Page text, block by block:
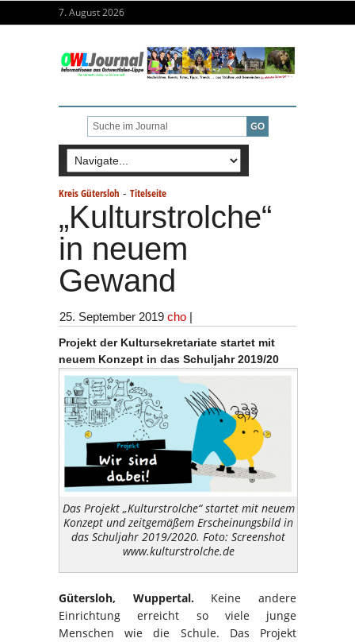
7. August 2026
Kreis Gütersloh - Titelseite
„Kulturstrolche“
in neuem
Gewand
25. September 2019 cho |
Projekt der Kultursekretariate startet mit
neuem Konzept in das Schuljahr 2019/20
Das Projekt „Kulturstrolche“ startet mit neuem
Konzept und zeitgemäßem Erscheinungsbild in
das Schuljahr 2019/2020. Foto: Screenshot
www.kulturstrolche.de
Gütersloh, Wuppertal.Keine andere
Einrichtung erreicht so viele junge
Menschen wie die Schule. Das Projekt